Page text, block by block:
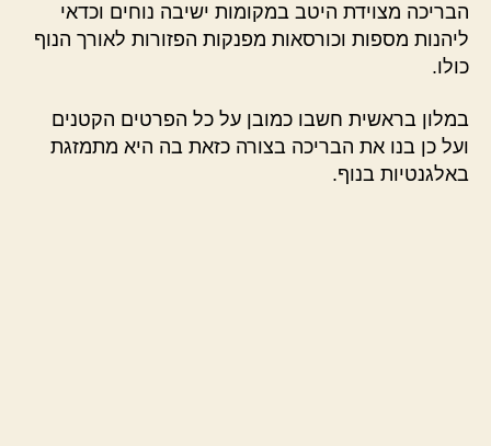
הבריכה מצוידת היטב במקומות ישיבה נוחים וכדאי
ליהנות מספות וכורסאות מפנקות הפזורות לאורך הנוף
כולו.
במלון בראשית חשבו כמובן על כל הפרטים הקטנים
ועל כן בנו את הבריכה בצורה כזאת בה היא מתמזגת
באלגנטיות בנוף.